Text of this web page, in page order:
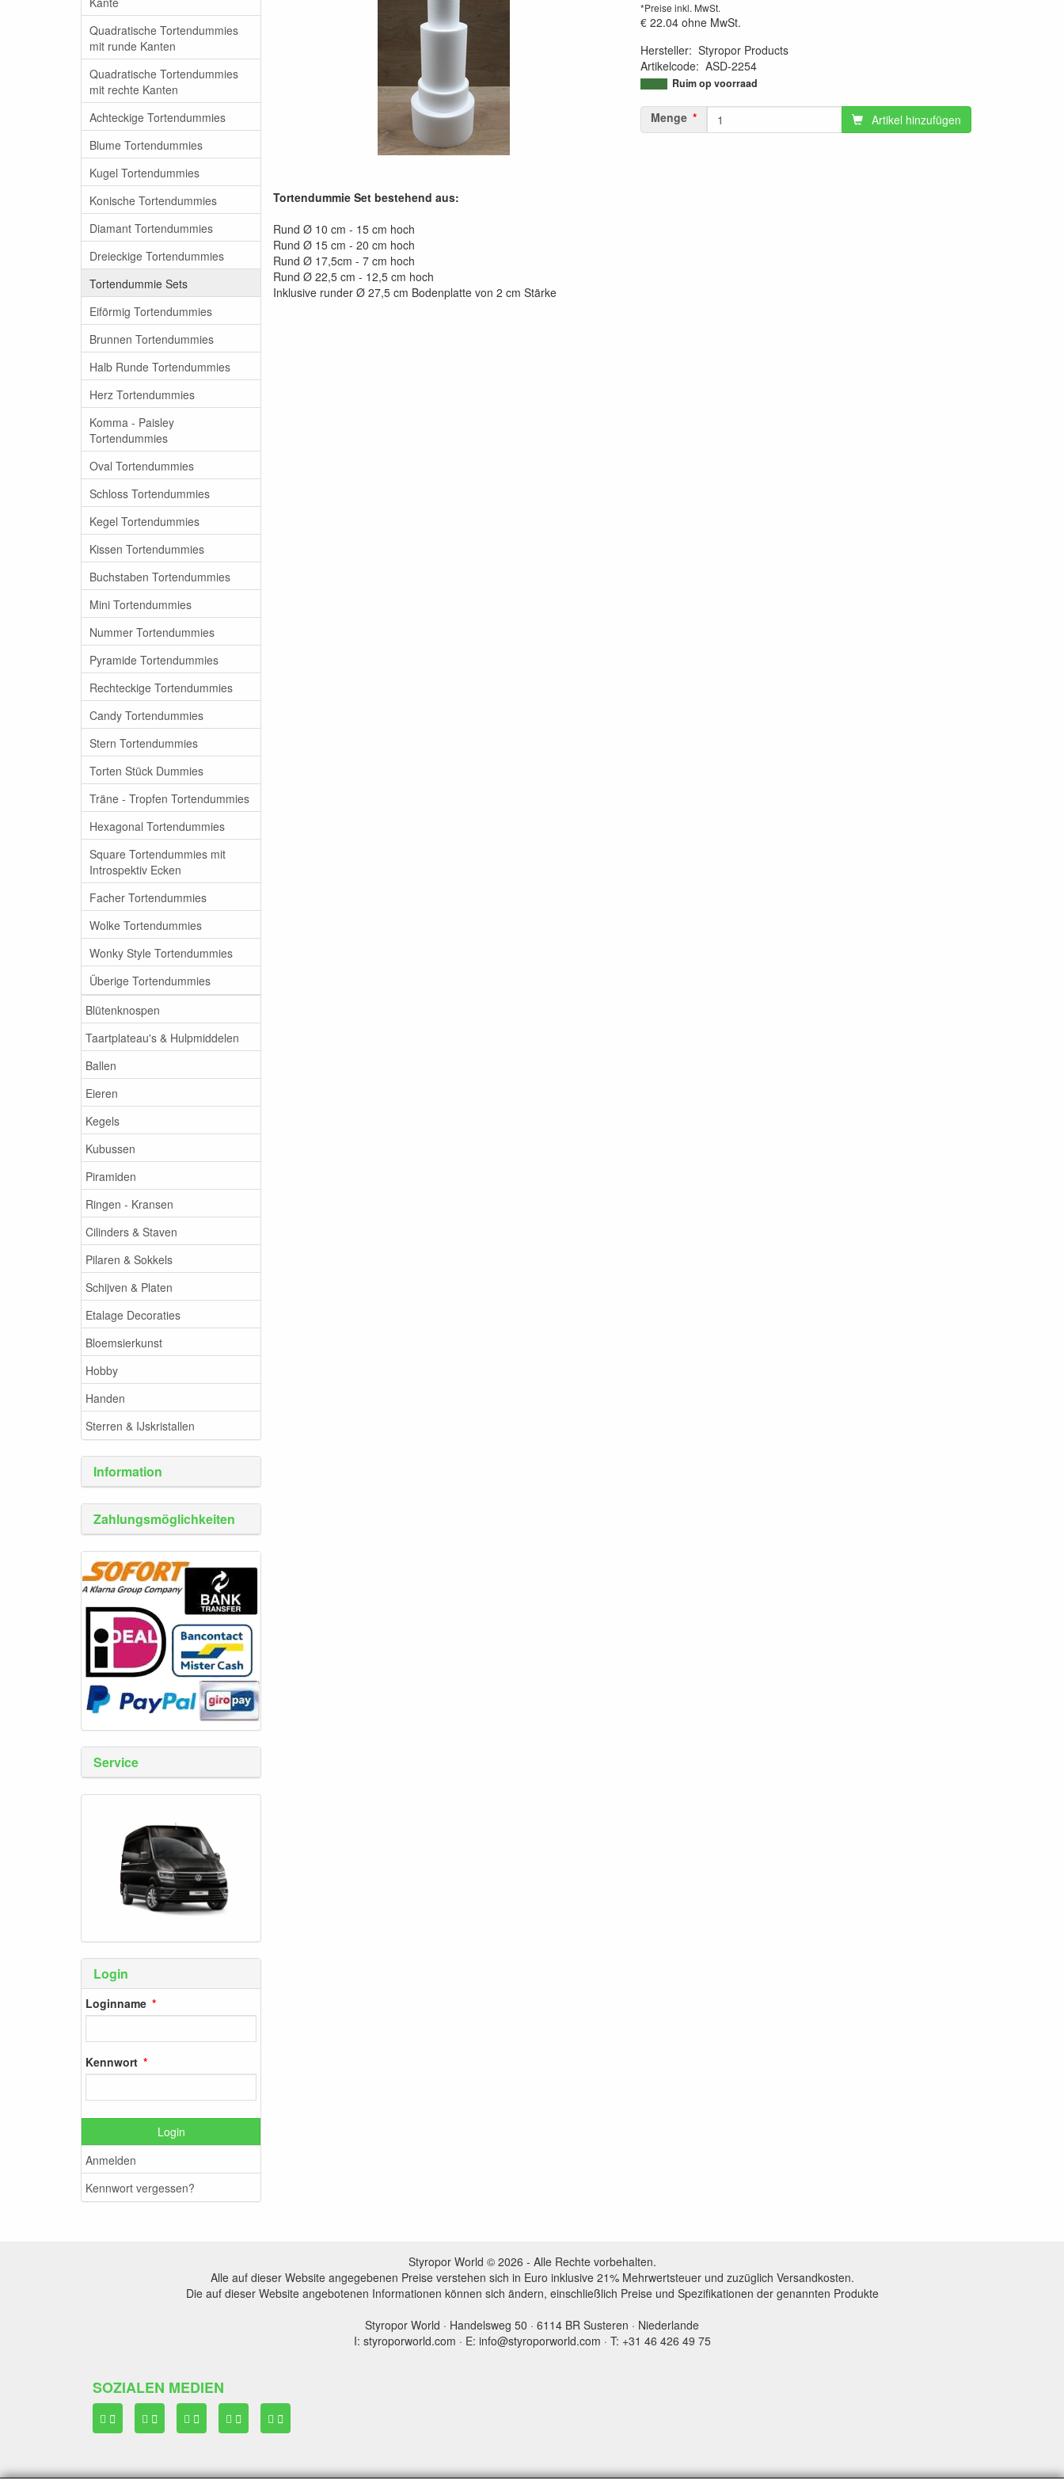
Quadratische Tortendummies
mit runde Kanten
Quadratische Tortendummies
mit rechte Kanten
Achteckige Tortendummies
Blume Tortendummies
Kugel Tortendummies
Konische Tortendummies
Diamant Tortendummies
Dreieckige Tortendummies
Tortendummie Sets
Eiförmig Tortendummies
Brunnen Tortendummies
Halb Runde Tortendummies
Herz Tortendummies
Komma - Paisley
Tortendummies
Oval Tortendummies
Schloss Tortendummies
Kegel Tortendummies
Kissen Tortendummies
Buchstaben Tortendummies
Mini Tortendummies
Nummer Tortendummies
Pyramide Tortendummies
Rechteckige Tortendummies
Candy Tortendummies
Stern Tortendummies
Torten Stück Dummies
Träne - Tropfen Tortendummies
Hexagonal Tortendummies
Square Tortendummies mit
Introspektiv Ecken
Facher Tortendummies
Wolke Tortendummies
Wonky Style Tortendummies
Überige Tortendummies
Blütenknospen
Taartplateau's & Hulpmiddelen
Ballen
Eieren
Kegels
Kubussen
Piramiden
Ringen - Kransen
Cilinders & Staven
Pilaren & Sokkels
Schijven & Platen
Etalage Decoraties
Bloemsierkunst
Hobby
Handen
Sterren & IJskristallen
Information
Zahlungsmöglichkeiten
Service
Login
Loginname
Kennwort
Login
Anmelden
Kennwort vergessen?
*Preise inkl. MwSt.
€ 22.04 ohne MwSt.
Hersteller: Styropor Products
Artikelcode: ASD-2254
9508742974661
Ruim op voorraad
Menge Artikel hinzufügen
Tortendummie Set bestehend aus:
Rund Ø 10 cm - 15 cm hoch
Rund Ø 15 cm - 20 cm hoch
Rund Ø 17,5cm - 7 cm hoch
Rund Ø 22,5 cm - 12,5 cm hoch
Inklusive runder Ø 27,5 cm Bodenplatte von 2 cm Stärke
Styropor World © 2026 - Alle Rechte vorbehalten.
Alle auf dieser Website angegebenen Preise verstehen sich in Euro inklusive 21% Mehrwertsteuer und zuzüglich Versandkosten.
Die auf dieser Website angebotenen Informationen können sich ändern, einschließlich Preise und Spezifikationen der genannten Produkte
Styropor World · Handelsweg 50 · 6114 BR Susteren · Niederlande
I: styroporworld.com · E: info@styroporworld.com · T: +31 46 426 49 75
SOZIALEN MEDIEN